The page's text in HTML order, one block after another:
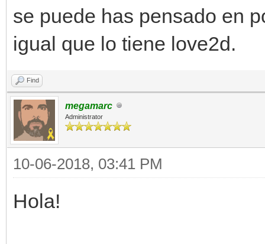
se puede has pensado en
igual que lo tiene love2d.
Find
megamarc
Administrator
10-06-2018, 03:41 PM
Hola!